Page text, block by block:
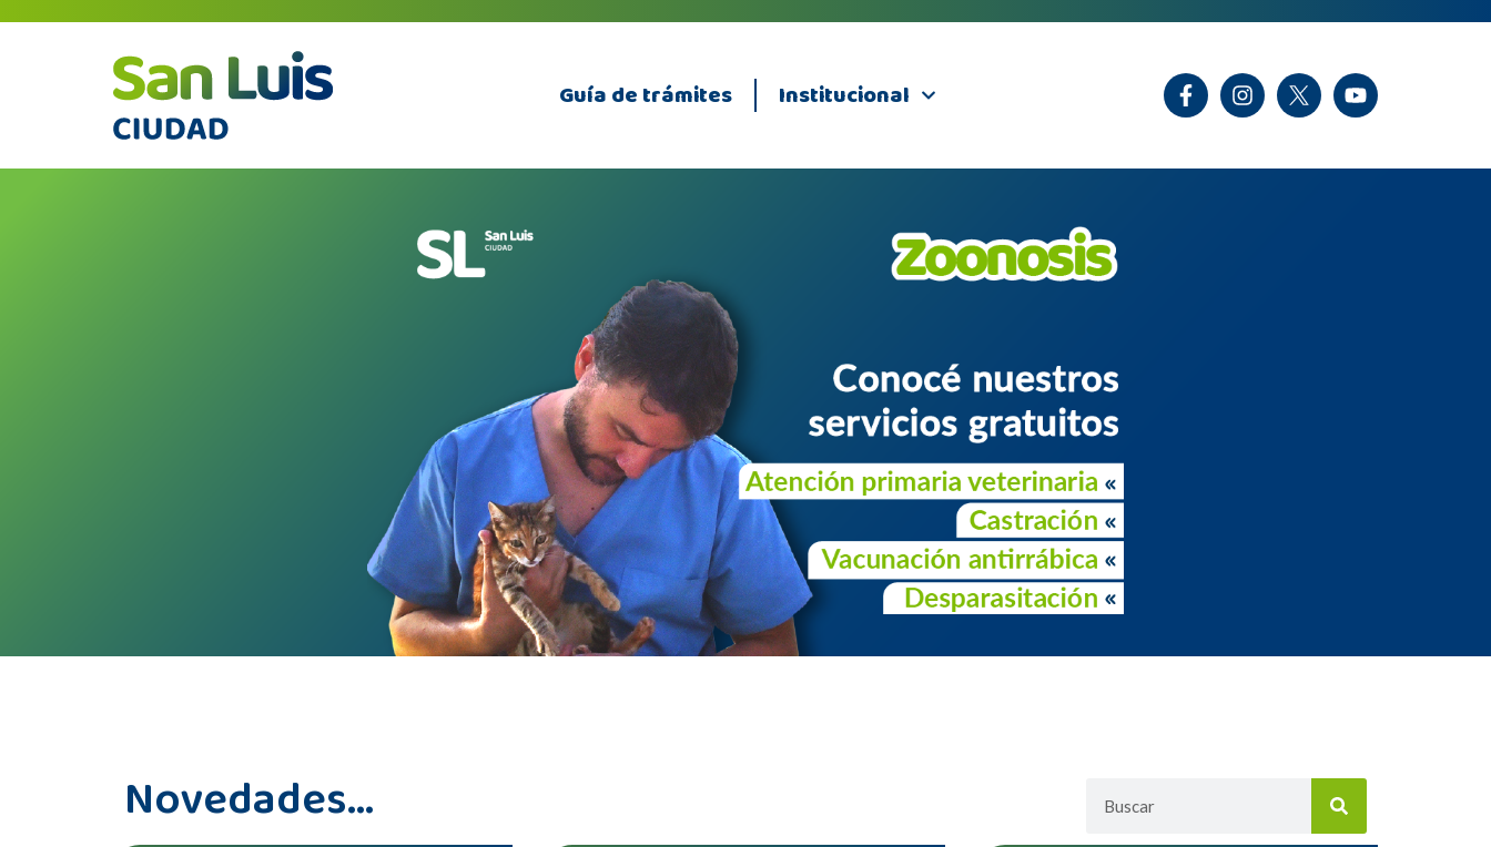
Guía de trámites Institucional
Novedades...